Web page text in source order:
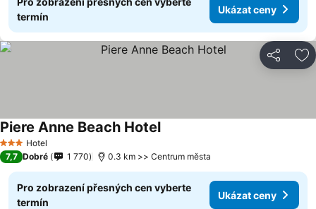
termín
Ukázat ceny
Sdílet
3 Počet hvězdiček
Hotel
Piere Anne Beach HotelUkázat ceny
7,7 Dobré 1 770 0.3 km >> Centrum města
Pro zobrazení přesných cen vyberte
termín
Ukázat ceny